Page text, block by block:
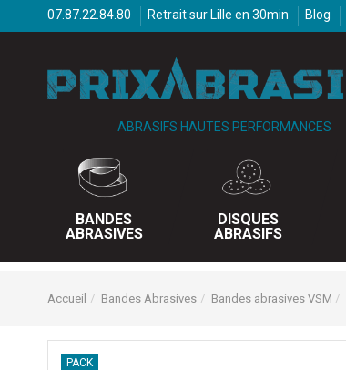
07.87.22.84.80 Retrait sur Lille en 30min Blog
ABRASIFS HAUTES PERFORMANCES
BANDES
ABRASIVES
DISQUES
ABRASIFS
Accueil Bandes Abrasives Bandes abrasives VSM
PACK